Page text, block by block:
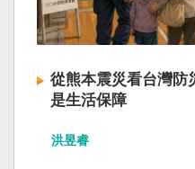
從熊本震災看台灣防
是生活保障
洪昱睿